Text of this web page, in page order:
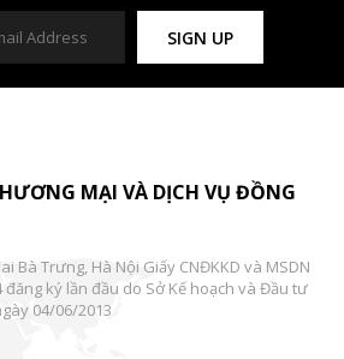
SIGN UP
MẠI VÀ DỊCH VỤ ĐỒNG
Bà Trưng, Hà Nội Giấy CNĐKKD và MSDN
đăng ký lần đầu do Sở Kế hoạch và Đầu tư
04/06/2013